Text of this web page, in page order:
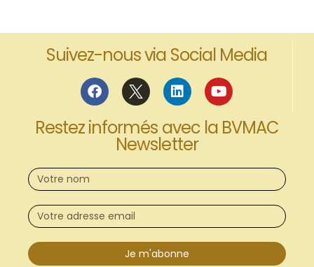
Suivez-nous via Social Media
Restez informés avec la BVMAC
Newsletter
Je m'abonne